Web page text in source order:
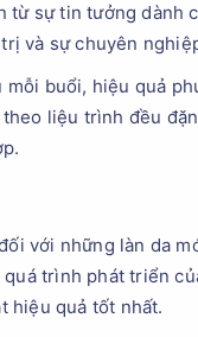
từ sự tin tưởng dành
và sự chuyên
buổi, hiệu quả
liệu trình đều
với những làn da
trình phát triển
hiệu quả tốt nhất.